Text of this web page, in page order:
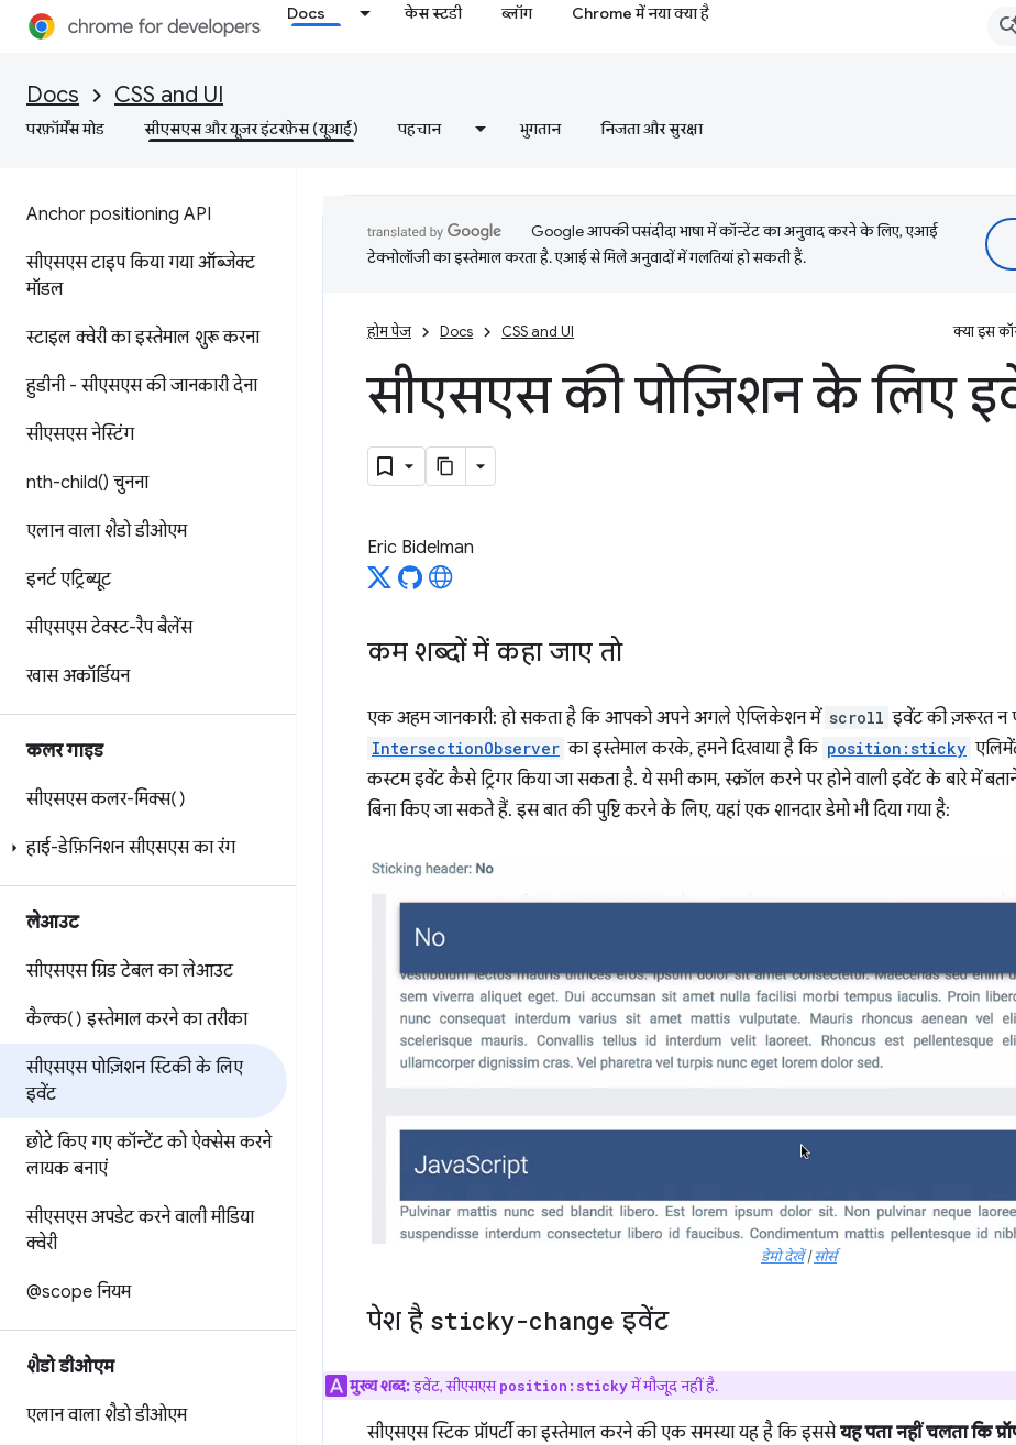
Docs केस स्टडी ब्लॉग Chrome में नया क्या है
Docs CSS and UI
परफ़ॉर्मेंस मोड सीएसएस और यूज़र इंटरफ़ेस (यूआई) पहचान भुगतान निजता और सुरक्षा
Anchor positioning API
सीएसएस टाइप किया गया ऑब्जेक्ट
मॉडल
स्टाइल क्वेरी का इस्तेमाल शुरू करना
हुडीनी - सीएसएस की जानकारी देना
सीएसएस नेस्टिंग
nth-child() चुनना
एलान वाला शैडो डीओएम
इनर्ट एट्रिब्यूट
सीएसएस टेक्स्ट-रैप बैलेंस
खास अकॉर्डियन
कलर गाइड
सीएसएस कलर-मिक्स()
हाई-डेफ़िनिशन सीएसएस का रंग
लेआउट
सीएसएस ग्रिड टेबल का लेआउट
कैल्क() इस्तेमाल करने का तरीका
सीएसएस पोज़िशन स्टिकी के लिए
इवेंट
छोटे किए गए कॉन्टेंट को ऐक्सेस करने
लायक बनाएं
सीएसएस अपडेट करने वाली मीडिया
क्वेरी
@scope नियम
शैडो डीओएम
एलान वाला शैडो डीओएम
Google आपकी पसंदीदा भाषा में कॉन्टेंट का अनुवाद करने के लिए, एआई
टेक्नोलॉजी का इस्तेमाल करता है. एआई से मिले अनुवादों में गलतियां हो सकती हैं.
होम पेज Docs CSS and UI क्या इस
सीएसएस की पोज़िशन के लिए
Eric Bidelman
कम शब्दों में कहा जाए तो
एक अहम जानकारी: हो सकता है कि आपको अपने अगले ऐप्लिकेशन में scroll इवेंट की ज़रूरत न
IntersectionObserver का इस्तेमाल करके, हमने दिखाया है कि position:sticky
कस्टम इवेंट कैसे ट्रिगर किया जा सकता है. ये सभी काम, स्क्रॉल करने पर होने वाली इवेंट के बारे में
बिना किए जा सकते हैं. इस बात की पुष्टि करने के लिए, यहां एक शानदार डेमो भी दिया गया है:
डेमो देखें|सोर्स
पेश है sticky-change इवेंट
मुख्य शब्द:इवेंट, सीएसएसposition:stickyमें मौजूद नहीं है.
सीएसएस स्टिक प्रॉपर्टी का इस्तेमाल करने की एक समस्या यह है कि इससेयह पता नहीं चलता कि